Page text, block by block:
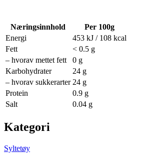
Næringsinnhold
Per 100g
Energi
453 kJ / 108 kcal
Fett
< 0.5 g
– hvorav mettet fett
0 g
Karbohydrater
24 g
– hvorav sukkerarter 24 g
Protein
0.9 g
Salt
0.04 g
Kategori
Syltetøy